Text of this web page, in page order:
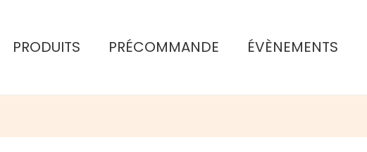
PRODUITS PRÉCOMMANDE ÉVÈNEMENTS